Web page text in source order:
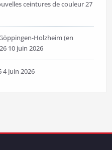
ceintures de couleur27
Holzheim (en
10 juin 2026
4 juin 2026